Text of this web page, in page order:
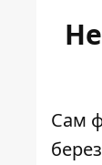
Сам